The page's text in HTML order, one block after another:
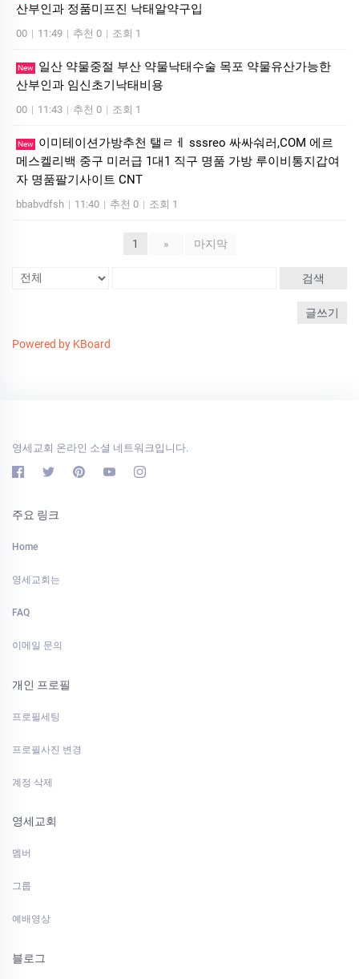
산부인과 정품미­프진 낙­태알약구입
00 | 11:49 | 추천 0 | 조회 1
New
일산 약물중절 부산 약물낙태수술 목포 약물유산가능한
산부인과 임신초기낙­태비용
00 | 11:43 | 추천 0 | 조회 1
New
이미테이션가방추천 탤ㄹㅔ sssreo 싸싸숴러,COM 에르
메스켈리백 중구 미러급 1대1 직구 명품 가방 루이비통지갑여
자 명품팔기사이트 CNT
bbabvdfsh | 11:40 | 추천 0 | 조회 1
1 » 마지막
검색
글쓰기
Powered by KBoard
영세교회 온라인 소셜 네트워크입니다.
주요 링크
Home
영세교회는
FAQ
이메일 문의
개인 프로필
프로필세팅
프로필사진 변경
계정 삭제
영세교회
멤버
그룹
예배영상
블로그